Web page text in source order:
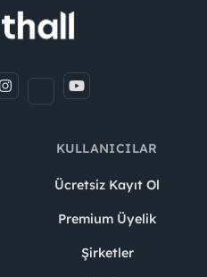
KULLANICILAR
Ücretsiz Kayıt Ol
Premium Üyelik
Şirketler